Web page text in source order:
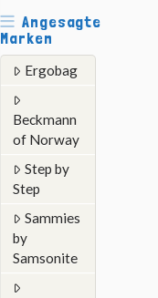
Angesagte
Marken
Ergobag
Beckmann
of Norway
Step by
Step
Sammies
by
Samsonite